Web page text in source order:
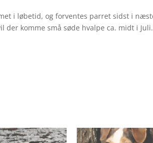
i løbetid, og forventes parret sidst i
der komme små søde hvalpe ca. midt i